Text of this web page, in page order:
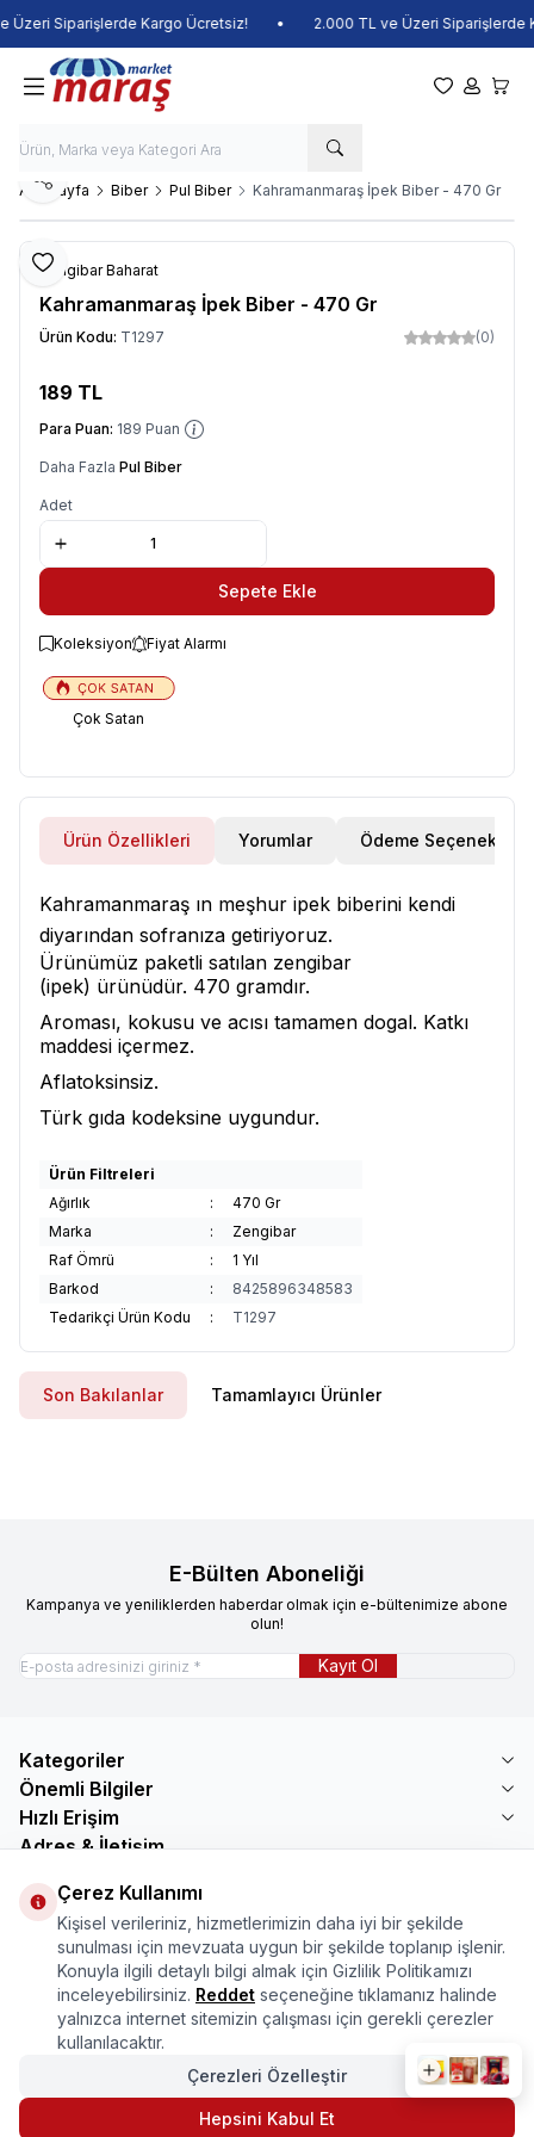
Siparişlerde Kargo Ücretsiz! 2.000 TL ve Üzeri Siparişlerde
Favorilerim
Hesabım
Ana Sayfa Biber Pul Biber Kahramanmaraş İpek Biber - 470 Gr
Favoriye Ekle
Paylaş
Zengibar Baharat
Kahramanmaraş İpek Biber - 470 Gr
Ürün Kodu: T1297 (0)
189 TL
Para Puan: 189 Puan
Daha Fazla Pul Biber
Adet
Sepete Ekle
Koleksiyon Fiyat Alarmı
Çok Satan
Ürün Özellikleri Yorumlar Ödeme Seçenekleri
Kahramanmaraş ın meşhur ipek biberini kendi
diyarından sofranıza getiriyoruz.
Ürünümüz paketli satılan zengibar
(ipek) ürünüdür. 470 gramdır.
Aroması, kokusu ve acısı tamamen dogal. Katkı
maddesi içermez.
Aflatoksinsiz.
Türk gıda kodeksine uygundur.
Ürün Filtreleri
Ağırlık
:
470 Gr
Marka
:
Zengibar
Raf Ömrü
:
1 Yıl
Barkod
:
8425896348583
Tedarikçi Ürün Kodu
: T1297
Son Bakılanlar Tamamlayıcı Ürünler
E-Bülten Aboneliği
Kampanya ve yeniliklerden haberdar olmak için e-bültenimize abone
olun!
Kayıt Ol
Kategoriler
Önemli Bilgiler
Hızlı Erişim
Adres & İletişim
Adres
Mercimektepe Mahallesi 51007 Sokak
No:45/B\nONİKİŞUBAT/KAHRAMANMARAŞ
Telefon
08505321048
E-Posta
bilgi@marasmarket.com
PlayStore App Store
Çerez Kullanımı
Kişisel verileriniz, hizmetlerimizin daha iyi bir şekilde
sunulması için mevzuata uygun bir şekilde toplanıp işlenir.
Konuyla ilgili detaylı bilgi almak için Gizlilik Politikamızı
inceleyebilirsiniz. Reddet seçeneğine tıklamanız halinde
yalnızca internet sitemizin çalışması için gerekli çerezler
kullanılacaktır.
Çerezleri Özelleştir
Hepsini Kabul Et